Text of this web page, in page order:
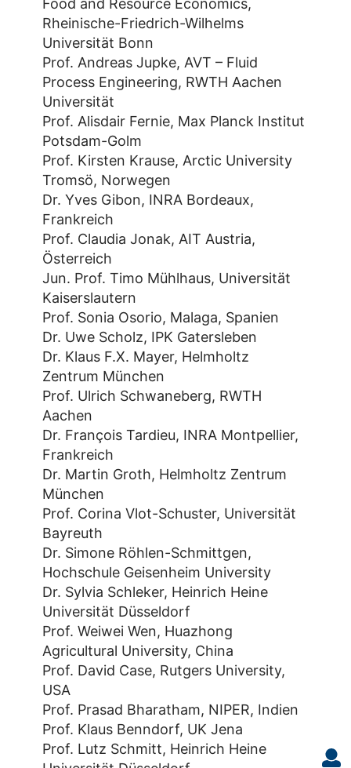
Food and Resource Economics,
Rheinische-Friedrich-Wilhelms
Universität Bonn
Prof. Andreas Jupke, AVT – Fluid
Process Engineering, RWTH Aachen
Universität
Prof. Alisdair Fernie, Max Planck Institut
Potsdam-Golm
Prof. Kirsten Krause, Arctic University
Tromsö, Norwegen
Dr. Yves Gibon, INRA Bordeaux,
Frankreich
Prof. Claudia Jonak, AIT Austria,
Österreich
Jun. Prof. Timo Mühlhaus, Universität
Kaiserslautern
Prof. Sonia Osorio, Malaga, Spanien
Dr. Uwe Scholz, IPK Gatersleben
Dr. Klaus F.X. Mayer, Helmholtz
Zentrum München
Prof. Ulrich Schwaneberg, RWTH
Aachen
Dr. François Tardieu, INRA Montpellier,
Frankreich
Dr. Martin Groth, Helmholtz Zentrum
München
Prof. Corina Vlot-Schuster, Universität
Bayreuth
Dr. Simone Röhlen-Schmittgen,
Hochschule Geisenheim University
Dr. Sylvia Schleker, Heinrich Heine
Universität Düsseldorf
Prof. Weiwei Wen, Huazhong
Agricultural University, China
Prof. David Case, Rutgers University,
USA
Prof. Prasad Bharatham, NIPER, Indien
Prof. Klaus Benndorf, UK Jena
Prof. Lutz Schmitt, Heinrich Heine